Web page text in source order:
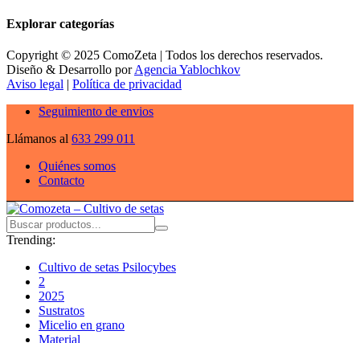
Explorar categorías
Copyright © 2025 ComoZeta | Todos los derechos reservados.
Diseño & Desarrollo porAgencia Yablochkov
Aviso legal | Política de privacidad
Seguimiento de envios
Llámanos al 633 299 011
Quiénes somos
Contacto
Trending:
Cultivo de setas Psilocybes
2
2025
Sustratos
Micelio en grano
Material